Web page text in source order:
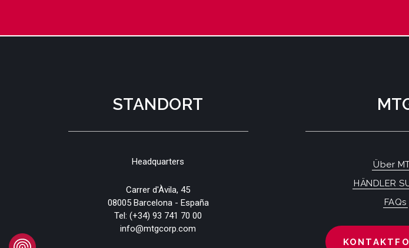
STANDORT
Headquarters
Carrer d'Àvila, 45
08005 Barcelona - España
Tel:(+34) 93 741 70 00
info@mtgcorp.com
Über
HÄNDLER
FAQs